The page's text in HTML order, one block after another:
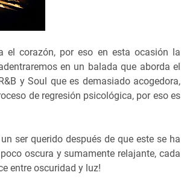
el corazón, por eso en esta ocasión la
en un balada que aborda el
y Soul que es demasiado acogedora,
de regresión psicológica, por eso es
ser querido después de que este se ha
oscura y sumamente relajante, cada
entre oscuridad y luz!